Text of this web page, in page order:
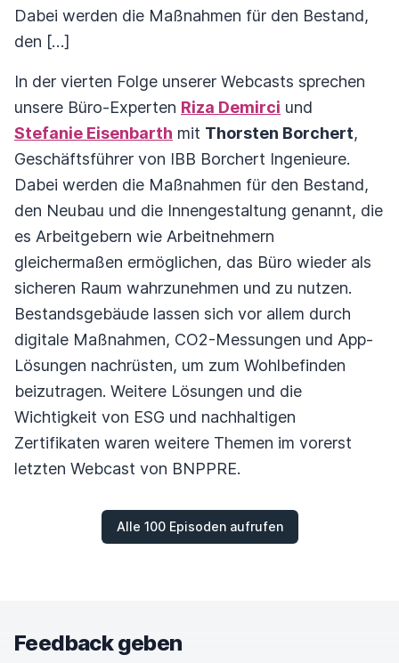
Dabei werden die Maßnahmen für den Bestand,
den […]
In der vierten Folge unserer Webcasts sprechen
unsere Büro-Experten Riza Demirci und
Stefanie Eisenbarth mit Thorsten Borchert,
Geschäftsführer von IBB Borchert Ingenieure.
Dabei werden die Maßnahmen für den Bestand,
den Neubau und die Innengestaltung genannt, die
es Arbeitgebern wie Arbeitnehmern
gleichermaßen ermöglichen, das Büro wieder als
sicheren Raum wahrzunehmen und zu nutzen.
Bestandsgebäude lassen sich vor allem durch
digitale Maßnahmen, CO2-Messungen und App-
Lösungen nachrüsten, um zum Wohlbefinden
beizutragen. Weitere Lösungen und die
Wichtigkeit von ESG und nachhaltigen
Zertifikaten waren weitere Themen im vorerst
letzten Webcast von BNPPRE.
Alle 100 Episoden aufrufen
Feedback geben